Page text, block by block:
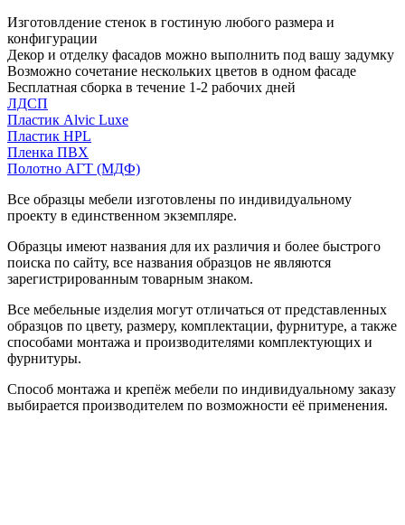
Изготовлдение стенок в гостиную любого размера и
конфигурации
Декор и отделку фасадов можно выполнить под вашу задумку
Возможно сочетание нескольких цветов в одном фасаде
Бесплатная сборка в течение 1-2 рабочих дней
ЛДСП
Пластик Alvic Luxe
Пластик HPL
Пленка ПВХ
Полотно АГТ (МДФ)
Все образцы мебели изготовлены по индивидуальному
проекту в единственном экземпляре.
Образцы имеют названия для их различия и более быстрого
поиска по сайту, все названия образцов не являются
зарегистрированным товарным знаком.
Все мебельные изделия могут отличаться от представленных
образцов по цвету, размеру, комплектации, фурнитуре, а также
способами монтажа и производителями комплектующих и
фурнитуры.
Способ монтажа и крепёж мебели по индивидуальному заказу
выбирается производителем по возможности её применения.